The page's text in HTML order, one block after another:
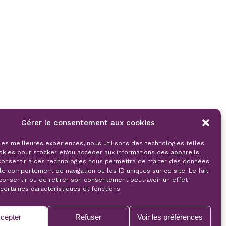
Gérer le consentement aux cookies
meilleures expériences, nous utilisons des technologies telles
pour stocker et/ou accéder aux informations des appareils.
à ces technologies nous permettra de traiter des données
comportement de navigation ou les ID uniques sur ce site. Le fait
ou de retirer son consentement peut avoir un effet
caractéristiques et fonctions.
Refuser Voir les préférences